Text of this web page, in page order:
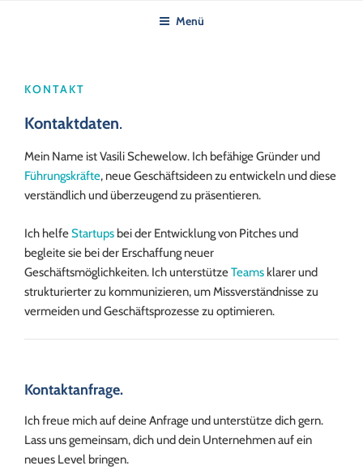
Menü
KONTAKT
Kontaktdaten.
Mein Name ist Vasili Schewelow. Ich befähige Gründer und
Führungskräfte, neue Geschäftsideen zu entwickeln und diese
verständlich und überzeugend zu präsentieren.
Ich helfeStartups bei der Entwicklung von Pitches und
begleite sie bei der Erschaffung neuer
Geschäftsmöglichkeiten. Ich unterstützeTeams klarer und
strukturierter zu kommunizieren, um Missverständnisse zu
vermeiden und Geschäftsprozesse zu optimieren.
Kontaktanfrage.
Ich freue mich auf deine Anfrage und unterstütze dich gern.
Lass uns gemeinsam, dich und dein Unternehmen auf ein
neues Level bringen.